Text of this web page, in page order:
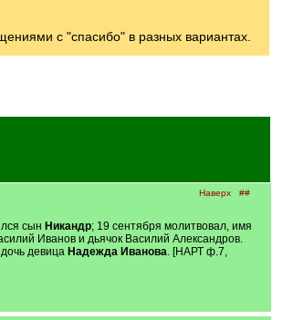
с "спасибо" в разных вариантах.
Наверх ##
сын Никандр; 19 сентября молитвовал, имя
Иванов и дьячок Василий Александров.
девица Надежда Иванова. [НАРТ ф.7,